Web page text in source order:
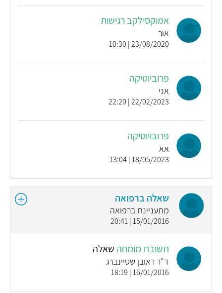
אמוקסילקב רגישות
אור
23/08/2020 | 10:30
פרוביוטיקה
אני
22/02/2023 | 22:20
פרובויוטיקה
אא
18/05/2023 | 13:04
שאלה ברפואה
מתעניינת ברפואה
15/01/2016 | 20:41
תשובת מומחה שאלה
ד"ר ראובן שטיינברג
16/01/2016 | 18:19